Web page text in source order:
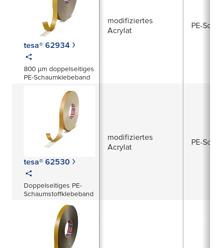
tesa® 62934
800 µm doppelseitiges
PE-Schaumklebeband
modifiziertes
Acrylat
PE-
tesa® 62530
Doppelseitiges PE-
Schaumstoffklebeband
modifiziertes
Acrylat
PE-